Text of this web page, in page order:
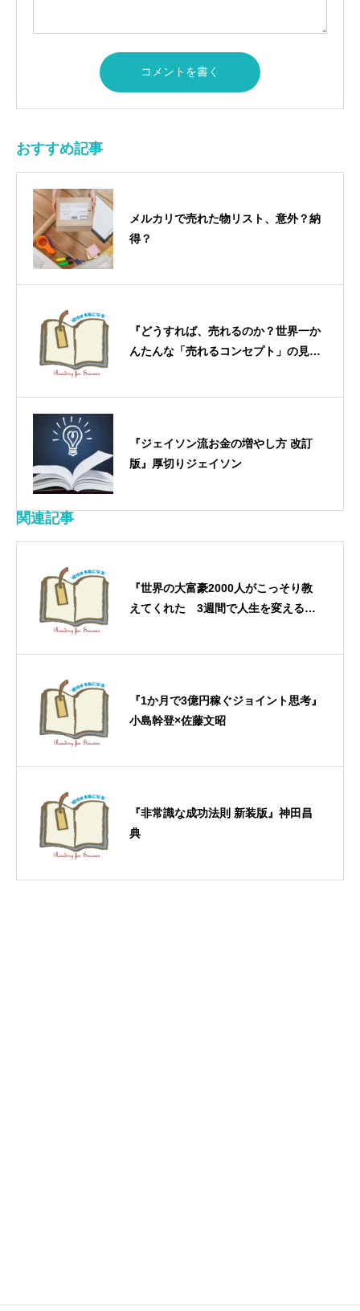
おすすめ記事
メルカリで売れた物リスト、意外？納
得？
『どうすれば、売れるのか？世界一か
んたんな「売れるコンセプト」の見つ
『ジェイソン流お金の増やし方 改訂
版』厚切りジェイソン
関連記事
『世界の大富豪2000人がこっそり教
えてくれた 3週間で人生を変える
『1か月で3億円稼ぐジョイント思考』
小島幹登×佐藤文昭
『非常識な成功法則 新装版』神田昌
典